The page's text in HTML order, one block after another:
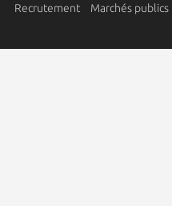
Recrutement
Marchés publics